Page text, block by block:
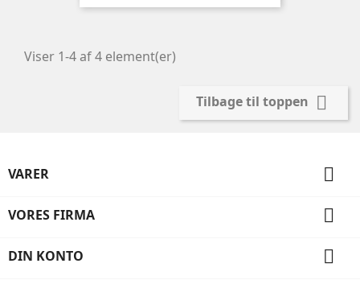
Viser 1-4 af 4 element(er)
Tilbage til toppen 
VARER 
VORES FIRMA 
DIN KONTO 